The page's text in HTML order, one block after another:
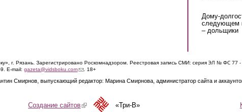
Дому-
следующем
– дольщики
г. Рязань. Зарегистрировано Роскомнадзором. Реестровая запись СМИ: серия ЭЛ № ФС 77 -
E-mail: gazeta@vidsboku.com(link sends e-mail)
. 18+
Смирнов, выпускающий редактор: Марина Смирнова, администратор сайта и
Создание сайтов(link is external)«Три-В»